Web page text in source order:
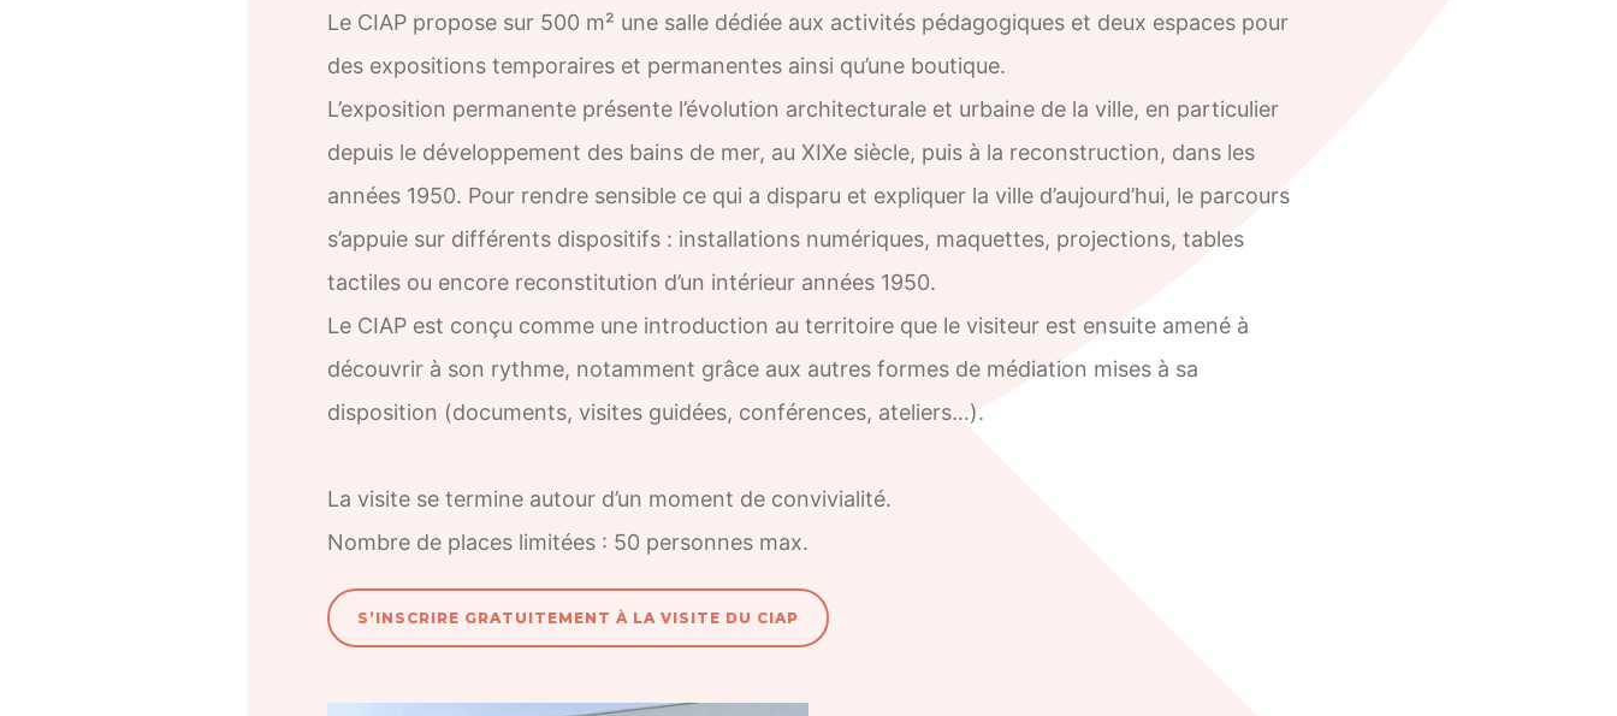
Le CIAP propose sur 500 m² une salle dédiée aux activités pédagogiques et deux espaces pour
des expositions temporaires et permanentes ainsi qu’une boutique.
L’exposition permanente présente l’évolution architecturale et urbaine de la ville, en particulier
depuis le développement des bains de mer, au XIXe siècle, puis à la reconstruction, dans les
années 1950. Pour rendre sensible ce qui a disparu et expliquer la ville d’aujourd’hui, le parcours
s’appuie sur différents dispositifs : installations numériques, maquettes, projections, tables
tactiles ou encore reconstitution d’un intérieur années 1950.
Le CIAP est conçu comme une introduction au territoire que le visiteur est ensuite amené à
découvrir à son rythme, notamment grâce aux autres formes de médiation mises à sa
disposition (documents, visites guidées, conférences, ateliers…).
La visite se termine autour d’un moment de convivialité.
Nombre de places limitées : 50 personnes max.
S’INSCRIRE GRATUITEMENT À LA VISITE DU CIAP